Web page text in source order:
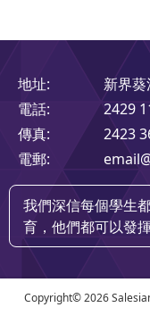
地址:
新界
電話:
2429
傳真:
2423
電郵:
我們深信每個學生
育，他們都可以發
Copyright©2026